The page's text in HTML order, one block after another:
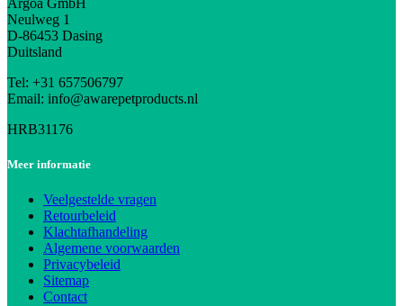
Argoa GmbH
Neulweg 1
D-86453 Dasing
Duitsland
Tel: +31 657506797
Email: info@awarepetproducts.nl
HRB31176
Meer informatie
Veelgestelde vragen
Retourbeleid
Klachtafhandeling
Algemene voorwaarden
Privacybeleid
Sitemap
Contact